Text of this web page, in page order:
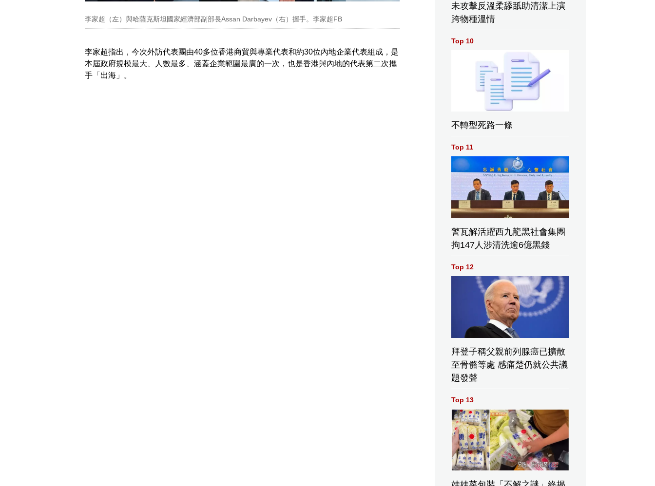
李家超（左）與哈薩克斯坦國家經濟部副部長Assan Darbayev（右）握手。李家超FB
李家超指出，今次外訪代表團由40多位香港商貿與專業代表和約30位內地企業代表組成，是
本屆政府規模最大、人數最多、涵蓋企業範圍最廣的一次，也是香港與內地的代表第二次攜
手「出海」。
未攻擊反溫柔舔舐助清潔上演
跨物種溫情
Top 10
不轉型死路一條
Top 11
警瓦解活躍西九龍黑社會集團
拘147人涉清洗逾6億黑錢
Top 12
拜登子稱父親前列腺癌已擴散
至骨骼等處 感痛楚仍就公共議
題發聲
Top 13